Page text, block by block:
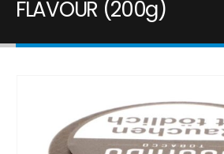
FLAVOUR (200g)